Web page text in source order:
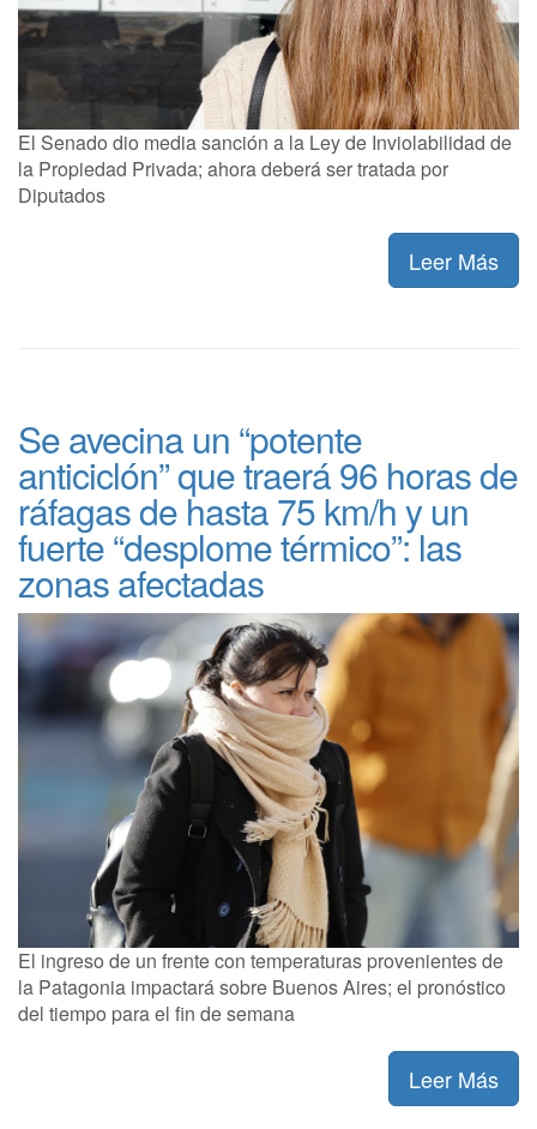
El Senado dio media sanción a la Ley de Inviolabilidad de
la Propiedad Privada; ahora deberá ser tratada por
Diputados
Leer Más
Se avecina un “potente
anticiclón” que traerá 96 horas de
ráfagas de hasta 75 km/h y un
fuerte “desplome térmico”: las
zonas afectadas
El ingreso de un frente con temperaturas provenientes de
la Patagonia impactará sobre Buenos Aires; el pronóstico
del tiempo para el fin de semana
Leer Más